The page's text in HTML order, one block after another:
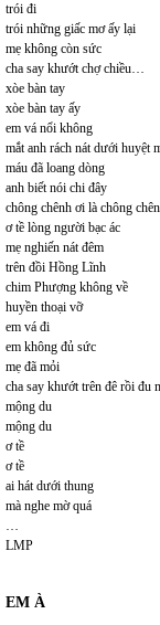
trói đi
trói những giấc mơ ấy lại
mẹ không còn sức
cha say khướt chợ chiều…
xòe bàn tay
xòe bàn tay ấy
em vá nổi không
mắt anh rách nát dưới huyệt
máu đã loang dòng
anh biết nói chi đây
chông chênh ơi là chông
ơ tề lòng người bạc ác
mẹ nghiến nát đêm
trên đồi Hồng Lĩnh
chim Phượng không về
huyền thoại vỡ
em vá đi
em không đủ sức
mẹ đã mỏi
cha say khướt trên đê rồi đu
mộng du
mộng du
ơ tề
ơ tề
ai hát dưới thung
mà nghe mờ quá
…
LMP
EM À